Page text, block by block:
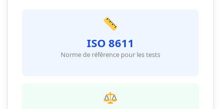
ISO 8611
Norme de référence pour les tests